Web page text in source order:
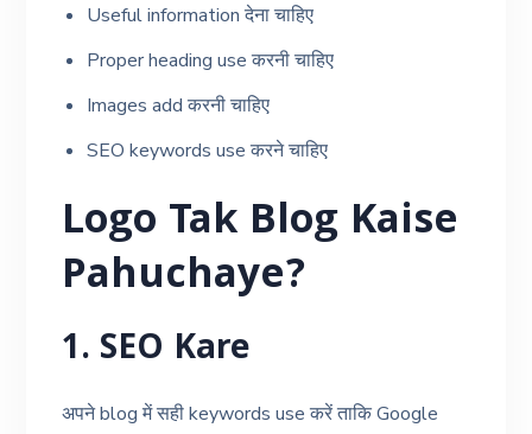
Useful information देना चाहिए
Proper heading use करनी चाहिए
Images add करनी चाहिए
SEO keywords use करने चाहिए
Logo Tak Blog Kaise
Pahuchaye?
1. SEO Kare
अपने blog में सही keywords use करें ताकि Google